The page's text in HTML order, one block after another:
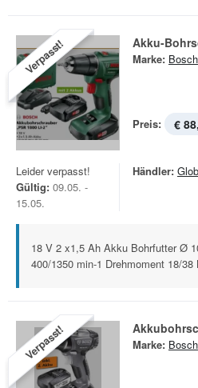
Verpasst! Akku-
Marke: Bosch
Preis: €
Leider verpasst!
Gültig: 09.05. -
15.05.
Händler:
18 V 2 x1,5 Ah Akku Bohrfutter Ø
400/1350 min-1 Drehmoment 18/38
Verpasst! Marke: Bosch